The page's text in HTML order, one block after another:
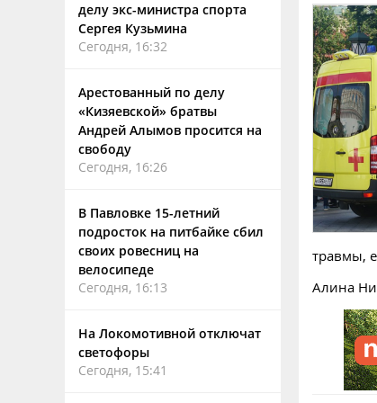
делу экс-министра спорта
Сергея Кузьмина
Сегодня, 16:32
Арестованный по делу
«Кизяевской» братвы
Андрей Алымов просится на
свободу
Сегодня, 16:26
В Павловке 15-летний
подросток на питбайке сбил
своих ровесниц на
велосипеде
Сегодня, 16:13
На Локомотивной отключат
светофоры
Сегодня, 15:41
травмы,
Алина